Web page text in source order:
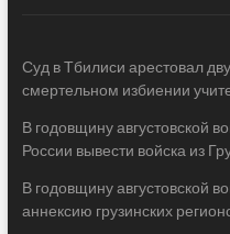
Суд в Тбилиси арестовал
смертельном избиении
В годовщину августовской
России вывести войска из
В годовщину августовской
аннексию грузинских